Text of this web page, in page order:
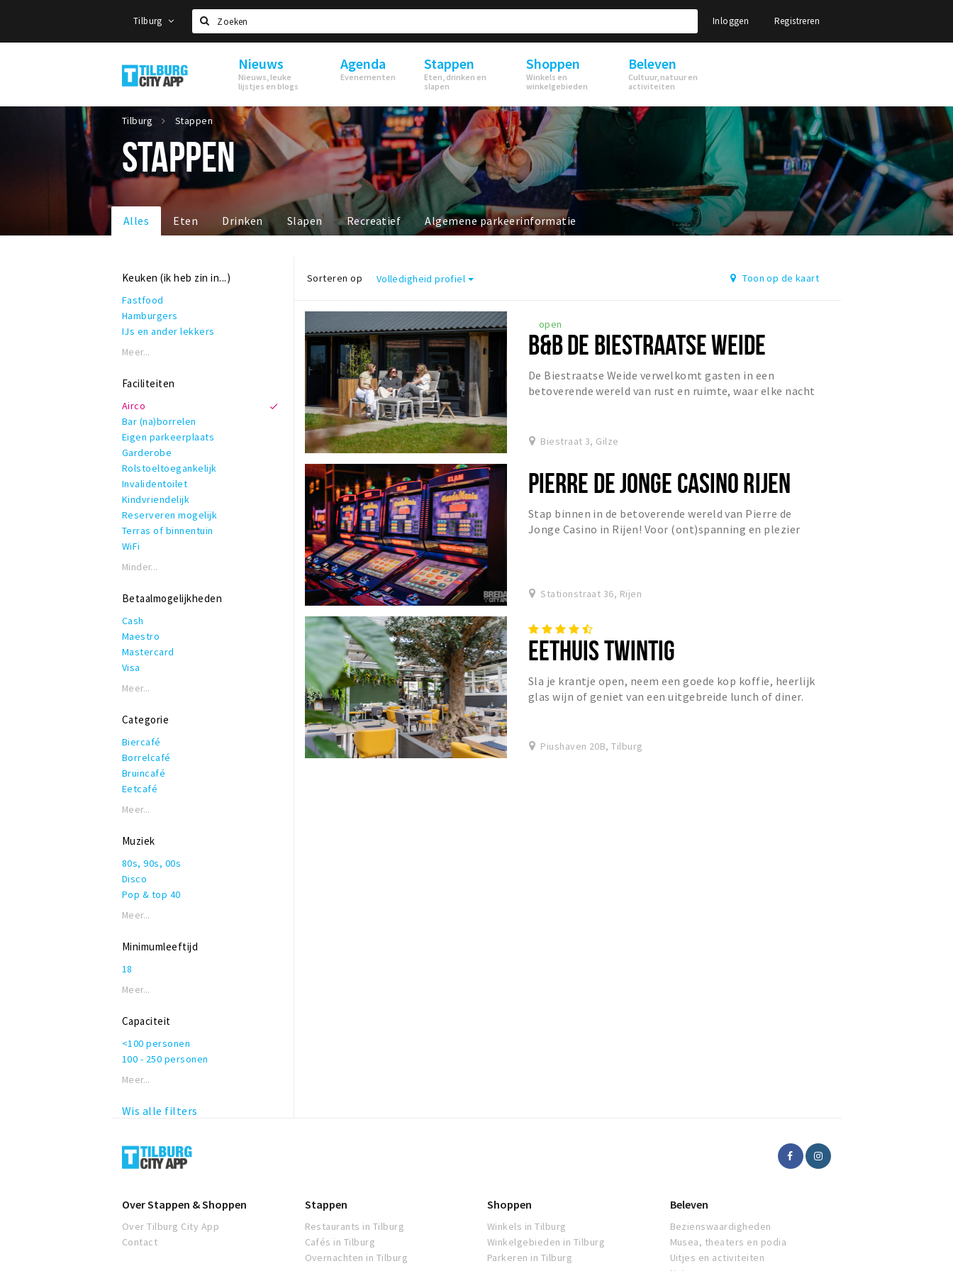
Tilburg
Zoeken
Inloggen Registreren
Tilburg Nieuws
Nieuws, leuke
lijstjes en blogs
Agenda
Evenementen
Stappen
Eten, drinken en
slapen
Shoppen
Winkels en
winkelgebieden
Beleven
Cultuur, natuur en
activiteiten
Tilburg Stappen
STAPPEN
Alles Eten Drinken Slapen Recreatief Algemene parkeerinformatie
Keuken (ik heb zin in...)
Fastfood
Hamburgers
IJs en ander lekkers
Indonesisch
Koffie, lunch & lekkers
Snelle hap
Sushi
Vis
Meer...
Faciliteiten
Airco
Bar (na)borrelen
Eigen parkeerplaats
Garderobe
Rolstoeltoegankelijk
Invalidentoilet
Kindvriendelijk
Reserveren mogelijk
Terras of binnentuin
WiFi
Minder...
Betaalmogelijkheden
Cash
Maestro
Mastercard
Visa
Meer...
Categorie
Biercafé
Borrelcafé
Bruincafé
Eetcafé
Meer...
Muziek
80s, 90s, 00s
Disco
Pop & top 40
Meer...
Minimumleeftijd
18
Meer...
Capaciteit
<100 personen
100 - 250 personen
Meer...
Wis alle filters
Sorteren op Volledigheid profiel Toon op de kaart
open
B&B DE BIESTRAATSE WEIDE
De Biestraatse Weide verwelkomt gasten in een
betoverende wereld van rust en ruimte, waar elke nacht
Biestraat 3, Gilze
PIERRE DE JONGE CASINO RIJEN
Stap binnen in de betoverende wereld van Pierre de
Jonge Casino in Rijen! Voor (ont)spanning en plezier
Stationstraat 36, Rijen
EETHUIS TWINTIG
Sla je krantje open, neem een goede kop koffie, heerlijk
glas wijn of geniet van een uitgebreide lunch of diner.
Piushaven 20B, Tilburg
Tilburg
Over Stappen & Shoppen
Over Tilburg City App
Contact
Stappen
Restaurants in Tilburg
Cafés in Tilburg
Overnachten in Tilburg
Shoppen
Winkels in Tilburg
Winkelgebieden in Tilburg
Parkeren in Tilburg
Beleven
Bezienswaardigheden
Musea, theaters en podia
Uitjes en activiteiten